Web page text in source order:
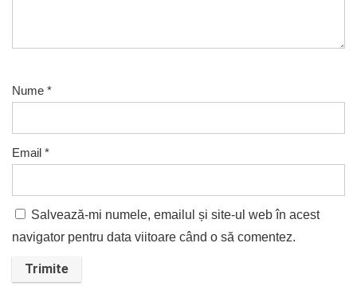
Nume *
Email *
Salvează-mi numele, emailul și site-ul web în acest
navigator pentru data viitoare când o să comentez.